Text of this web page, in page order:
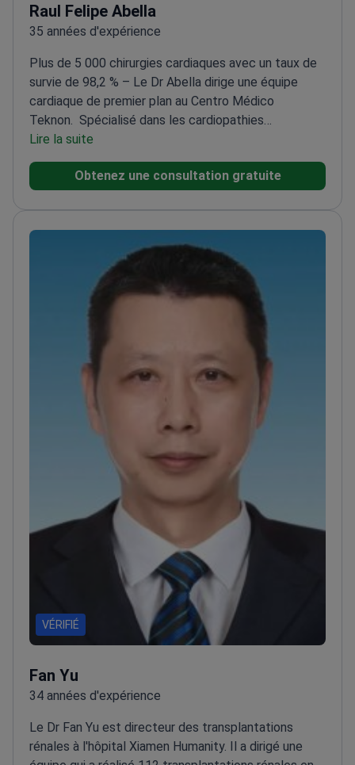
Raul Felipe Abella
35 années d'expérience
Plus de 5 000 chirurgies cardiaques avec un taux de
survie de 98,2 % – Le Dr Abella dirige une équipe
cardiaque de premier plan au Centro Médico
Teknon. Spécialisé dans les cardiopathies
congénitales chez les enfants et les adultes
Cor Barcelona International Center à l'Hospital
Universitario Dexeus-Grupo QuirónsaludAuteur de
mené 56 missions humanitaires dans le monde
Lire la suite
Obtenez une consultation gratuite
VÉRIFIÉ
Fan Yu
34 années d'expérience
Le Dr Fan Yu est directeur des transplantations
rénales à l'hôpital Xiamen Humanity. Il a dirigé une